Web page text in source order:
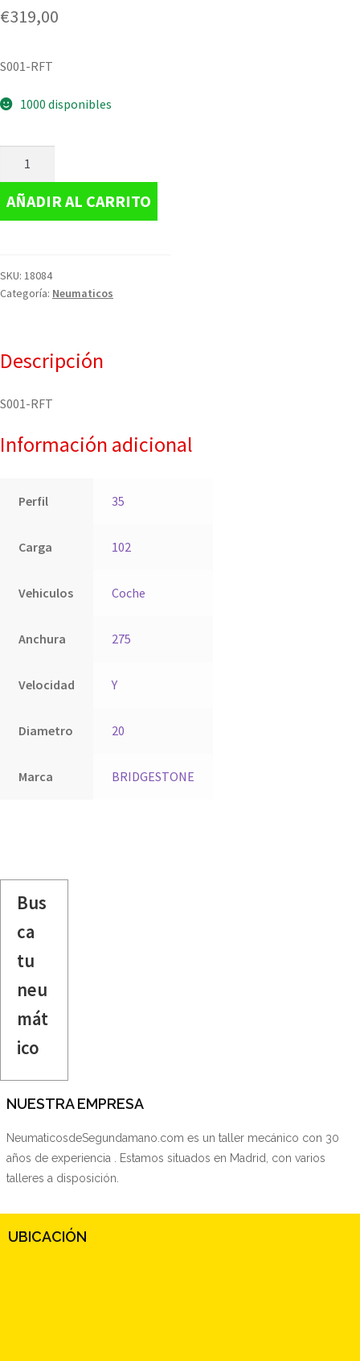
€319,00
S001-RFT
1000 disponibles
AÑADIR AL CARRITO
SKU: 18084
Categoría: Neumaticos
Descripción
S001-RFT
Información adicional
Perfil 35
Carga 102
Vehiculos Coche
Anchura 275
Velocidad Y
Diametro 20
Marca BRIDGESTONE
Bus
ca
tu
neu
mát
ico
NUESTRA EMPRESA
NeumaticosdeSegundamano.com es un taller mecánico con 30
años de experiencia . Estamos situados en Madrid, con varios
talleres a disposición.
UBICACIÓN